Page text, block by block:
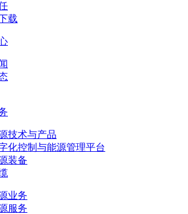
载
技术与产品
化控制与能源管理平台
装备
业务
服务